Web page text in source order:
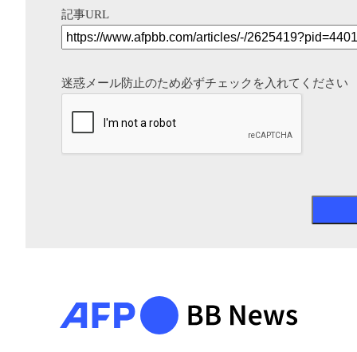
記事URL
迷惑メール防止のため必ずチェックを入れてください